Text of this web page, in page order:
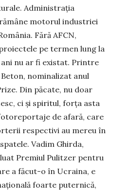
Administrația
motorul industriei
Fără AFCN,
pe termen lung la
nu ar fi existat. Printre
nominalizat anul
Din păcate, nu doar
ci și spiritul, forța asta
de afară, care
respectivi au mereu în
Vadim Ghirda,
Premiul Pulitzer pentru
a făcut-o în Ucraina, e
foarte puternică,